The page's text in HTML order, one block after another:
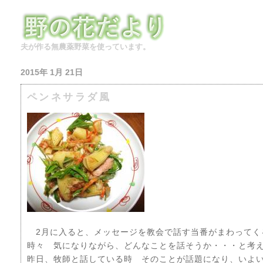
夫が作る無農薬野菜を使っています。
2015年 1月 21日
ペンネサラダ風
2月に入ると、メッセージを教会で話す当番がまわってく
時々 気になりながら、どんなことを話そうか・・・と考え
昨日、牧師と話している時 そのことが話題になり、いよ